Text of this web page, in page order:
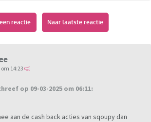
reactie Naar laatste reactie
om 14:23
op 09-03-2025 om 06:11:
aan de cash back acties van sqoupy dan